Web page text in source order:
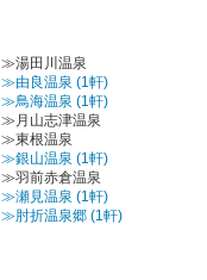
≫湯田川温泉
≫由良温泉 (1軒)
≫鳥海温泉 (1軒)
≫月山志津温泉
≫東根温泉
≫銀山温泉 (1軒)
≫羽前赤倉温泉
≫瀬見温泉 (1軒)
≫肘折温泉郷 (1軒)